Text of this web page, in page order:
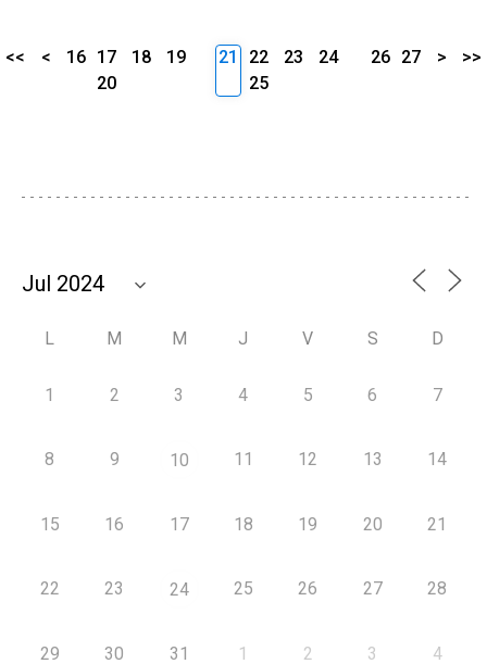
<< < 16 17 18
19
20
21 22 23
24
25
26 27 > >>
L M M J V S D
1 2 3 4 5 6 7
8 9 10 11 12 13 14
15 16 17 18 19 20 21
22 23 24 25 26 27 28
29 30 31 1 2 3 4